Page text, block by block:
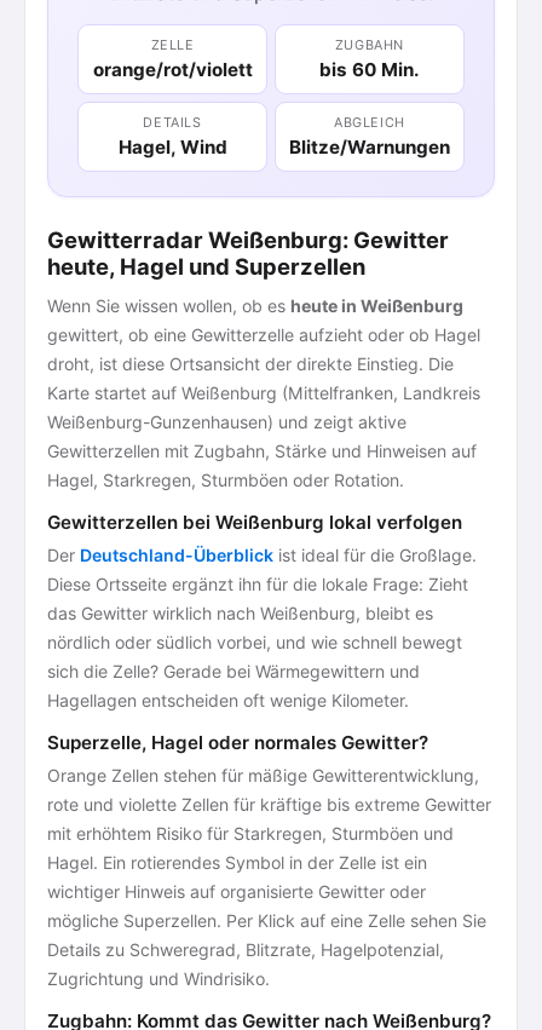
ZELLE
orange/rot/violett
ZUGBAHN
bis 60 Min.
DETAILS
Hagel, Wind
ABGLEICH
Blitze/Warnungen
Gewitterradar Weißenburg: Gewitter
heute, Hagel und Superzellen
Wenn Sie wissen wollen, ob es heute in Weißenburg
gewittert, ob eine Gewitterzelle aufzieht oder ob Hagel
droht, ist diese Ortsansicht der direkte Einstieg. Die
Karte startet auf Weißenburg (Mittelfranken, Landkreis
Weißenburg-Gunzenhausen) und zeigt aktive
Gewitterzellen mit Zugbahn, Stärke und Hinweisen auf
Hagel, Starkregen, Sturmböen oder Rotation.
Gewitterzellen bei Weißenburg lokal verfolgen
Der Deutschland-Überblick ist ideal für die Großlage.
Diese Ortsseite ergänzt ihn für die lokale Frage: Zieht
das Gewitter wirklich nach Weißenburg, bleibt es
nördlich oder südlich vorbei, und wie schnell bewegt
sich die Zelle? Gerade bei Wärmegewittern und
Hagellagen entscheiden oft wenige Kilometer.
Superzelle, Hagel oder normales Gewitter?
Orange Zellen stehen für mäßige Gewitterentwicklung,
rote und violette Zellen für kräftige bis extreme Gewitter
mit erhöhtem Risiko für Starkregen, Sturmböen und
Hagel. Ein rotierendes Symbol in der Zelle ist ein
wichtiger Hinweis auf organisierte Gewitter oder
mögliche Superzellen. Per Klick auf eine Zelle sehen Sie
Details zu Schweregrad, Blitzrate, Hagelpotenzial,
Zugrichtung und Windrisiko.
Zugbahn: Kommt das Gewitter nach Weißenburg?